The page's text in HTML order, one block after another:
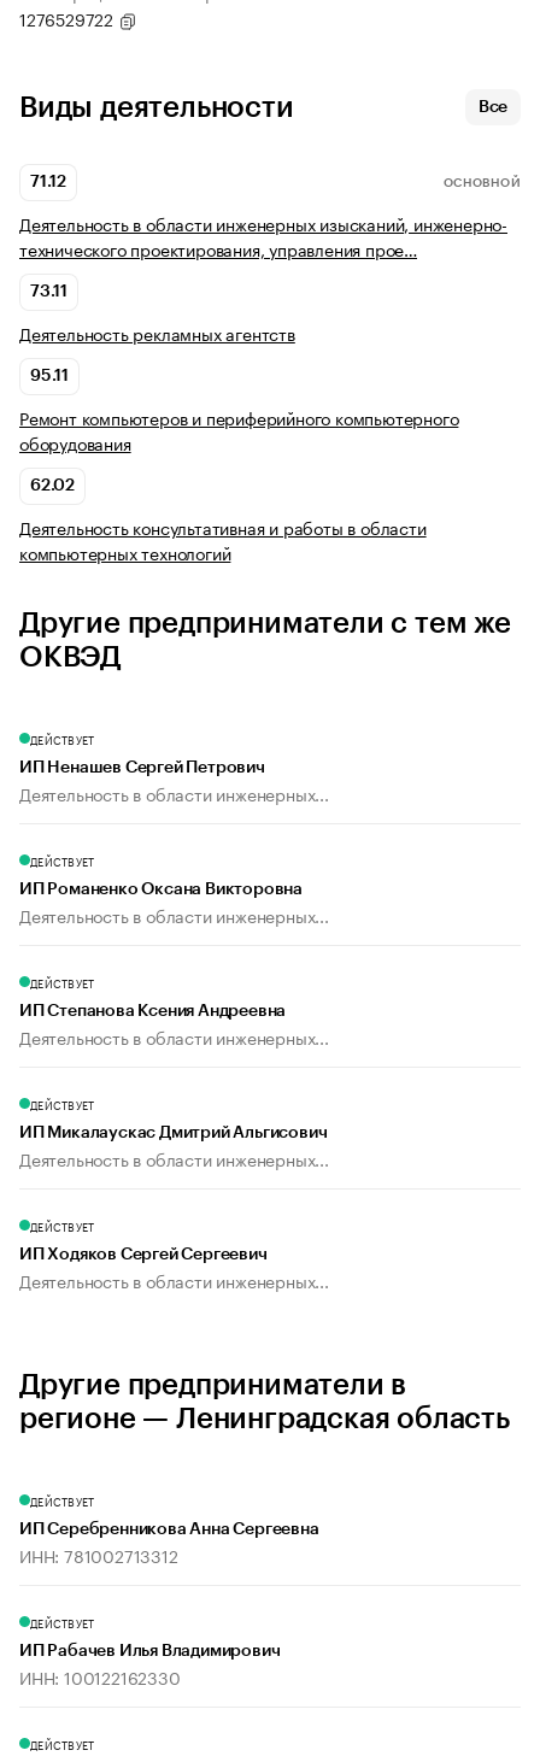
1276529722
Виды деятельности Все
71.12 ОСНОВНОЙ
Деятельность в области инженерных изысканий, инженерно-
технического проектирования, управления прое…
73.11
Деятельность рекламных агентств
95.11
Ремонт компьютеров и периферийного компьютерного
оборудования
62.02
Деятельность консультативная и работы в области
компьютерных технологий
Другие предприниматели с тем же
ОКВЭД
ДЕЙСТВУЕТ
ИП Ненашев Сергей Петрович
Деятельность в области инженерных...
ДЕЙСТВУЕТ
ИП Романенко Оксана Викторовна
Деятельность в области инженерных...
ДЕЙСТВУЕТ
ИП Степанова Ксения Андреевна
Деятельность в области инженерных...
ДЕЙСТВУЕТ
ИП Микалаускас Дмитрий Альгисович
Деятельность в области инженерных...
ДЕЙСТВУЕТ
ИП Ходяков Сергей Сергеевич
Деятельность в области инженерных...
Другие предприниматели в
регионе — Ленинградская область
ДЕЙСТВУЕТ
ИП Серебренникова Анна Сергеевна
ИНН: 781002713312
ДЕЙСТВУЕТ
ИП Рабачев Илья Владимирович
ИНН: 100122162330
ДЕЙСТВУЕТ